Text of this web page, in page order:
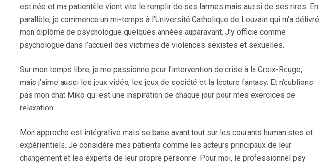
est née et ma patientèle vient vite le remplir de ses larmes mais aussi de ses rires. En
parallèle, je commence un mi-temps à l’Université Catholique de Louvain qui m’a délivré
mon diplôme de psychologue quelques années auparavant. J’y officie comme
psychologue dans l’accueil des victimes de violences sexistes et sexuelles.
Sur mon temps libre, je me passionne pour l’intervention de crise à la Croix-Rouge,
mais j’aime aussi les jeux vidéo, les jeux de société et la lecture fantasy. Et n’oublions
pas mon chat Miko qui est une inspiration de chaque jour pour mes exercices de
relaxation.
Mon approche est intégrative mais se base avant tout sur les courants humanistes et
expérientiels. Je considère mes patients comme les acteurs principaux de leur
changement et les experts de leur propre personne. Pour moi, le professionnel psy